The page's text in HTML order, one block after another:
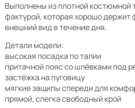
Выполнены из плотной костюмной
фактурой, которая хорошо держит
внешний вид в течение дня.
Детали модели:
высокая посадка по талии
притачной пояс со шлёвками под
застёжка на пуговицу
мягкие защипы спереди для
прямой, слегка свободный крой